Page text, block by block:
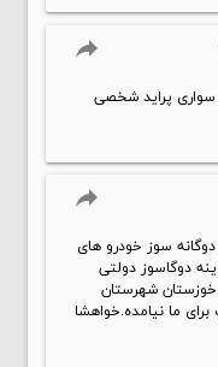
reply
پراید شخصی
reply
سوز خودرو های
دوگاسوز دولتی
خوزستان شهرستان
ما نیامده.خواهشا